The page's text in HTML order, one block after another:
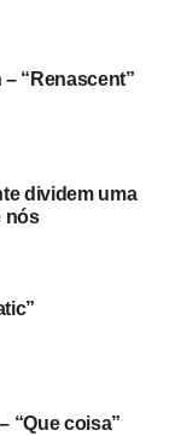
“Renascent”
dividem uma
nós
“Que coisa”